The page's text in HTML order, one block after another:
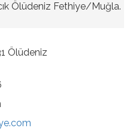
Ölüdeniz Fethiye/Muğla.
Ölüdeniz